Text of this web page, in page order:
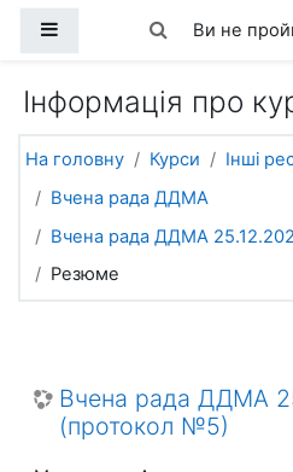
Бокова панель
Ви не
Інформація про
На головну Курси
Інші
Вчена рада ДДМА
Вчена рада ДДМА
Резюме
Вчена рада ДДМА
(протокол №5)